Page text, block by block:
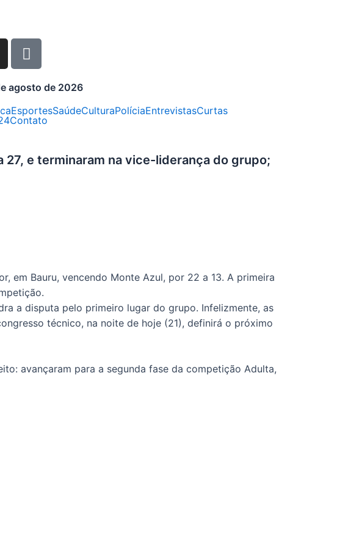
agosto de 2026
EsportesSaúdeCulturaPolíciaEntrevistasCurtas
Contato
27, e terminaram na vice-liderança do grupo;
em Bauru, vencendo Monte Azul, por 22 a 13. A primeira
a disputa pelo primeiro lugar do grupo. Infelizmente, as
técnico, na noite de hoje (21), definirá o próximo
avançaram para a segunda fase da competição Adulta,